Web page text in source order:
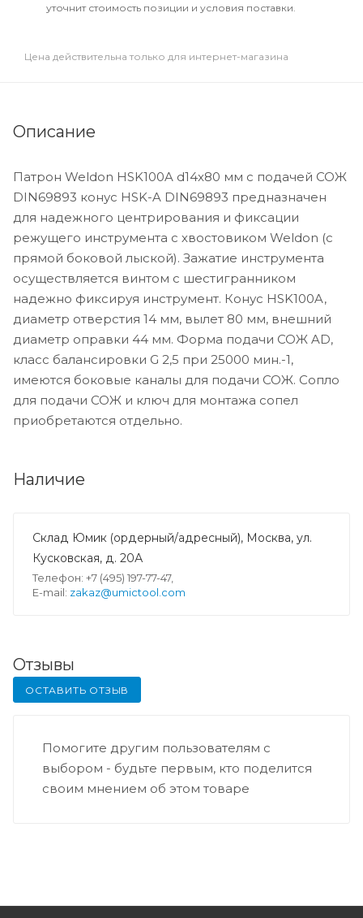
уточнит стоимость позиции и условия поставки.
Цена действительна только для интернет-магазина
Описание
Патрон Weldon HSK100A d14x80 мм с подачей СОЖ
DIN69893 конус HSK-A DIN69893 предназначен
для надежного центрирования и фиксации
режущего инструмента с хвостовиком Weldon (с
прямой боковой лыской). Зажатие инструмента
осуществляется винтом с шестигранником
надежно фиксируя инструмент. Конус HSK100A,
диаметр отверстия 14 мм, вылет 80 мм, внешний
диаметр оправки 44 мм. Форма подачи СОЖ AD,
класс балансировки G 2,5 при 25000 мин.-1,
имеются боковые каналы для подачи СОЖ. Сопло
для подачи СОЖ и ключ для монтажа сопел
приобретаются отдельно.
Наличие
Склад Юмик (ордерный/адресный), Москва, ул.
Кусковская, д. 20А
Телефон: +7 (495) 197-77-47,
E-mail: zakaz@umictool.com
Отзывы
ОСТАВИТЬ ОТЗЫВ
Помогите другим пользователям с
выбором - будьте первым, кто поделится
своим мнением об этом товаре